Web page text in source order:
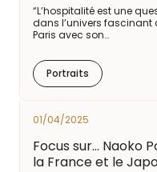
“L’hospitalité est une
dans l’univers fascinant
Paris avec son…
Portraits
01/04/2025
Focus sur... Naoko
la France et le